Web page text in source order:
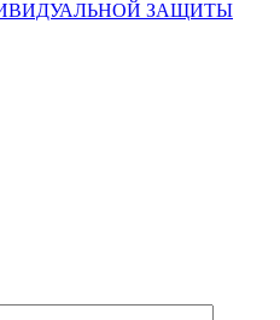
ЗАЩИТЫ